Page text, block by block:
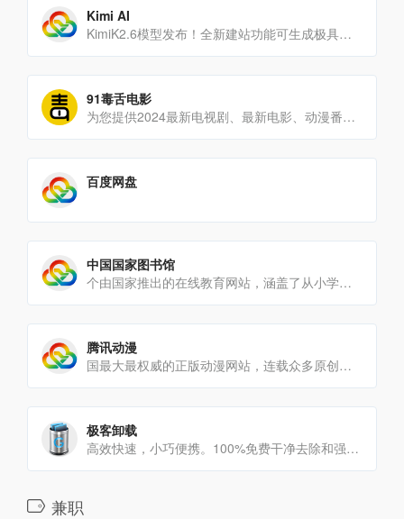
Kimi AI
KimiK2.6模型发布！全新建站功能可生成极具设计感的网站，支持轻量后端模块；Agent集群全面升级，[…]
91毒舌电影
为您提供2024最新电视剧、最新电影、动漫番剧、学习课程，蓝光视频免费在线观看服务，无广告不卡，每天第一时间更[…]
百度网盘
中国国家图书馆
个由国家推出的在线教育网站，涵盖了从小学到大学的教育资源，能在这里找到大量的免费电子书论文、电子期刊、大学教材[…]
腾讯动漫
国最大最权威的正版动漫网站，连载众多原创国漫，原创动画，正版日漫等海内外最热正版动漫内容，为上千万动漫爱好者提[…]
极客卸载
高效快速，小巧便携。100%免费干净去除和强制去除本机X64支持易于使用的用户界面卸载Micro[…]
兼职